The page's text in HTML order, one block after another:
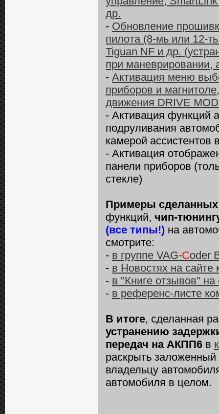
др.
- Обновление
пилота (8-мь или 12-
Tiguan NF и др.
при маневрировании,
- Активация меню
приборов и
движения DRIVE
- Активация функций
подруливания
камерой ассистентов
- Активация
панели приборов
стекле)
Примеры сделанных
функций, чип-
(все типы!) на
смотрите:
- в группе VAG-Coder
- в Новостях на сайте
- в "Книге отзывов"
- в референс-листе
В итоге, сделанная
устранению
передач на АКПП6 в
раскрыть
владельцу
автомобиля в целом.